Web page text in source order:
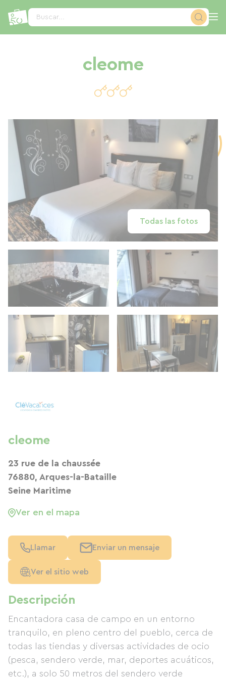
Buscar...
cleome
Todas las fotos
Descripción
Encantadora casa de campo en un entorno
tranquilo, en pleno centro del pueblo, cerca de
todas las tiendas y diversas actividades de ocio
(pesca, sendero verde, mar, deportes acuáticos,
etc.), a solo 50 metros del sendero verde
cleome
23 rue de la chaussée
76880, Arques-la-Bataille
Seine Maritime
Ver en el mapa
Llamar Enviar un mensaje
Ver el sitio web
Panel de gestión de cookies